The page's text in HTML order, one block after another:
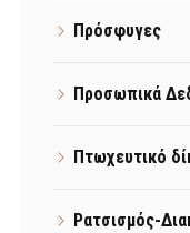
Πρόσφυγες
Προσωπικά
Πτωχευτικό
Ρατσισμός-